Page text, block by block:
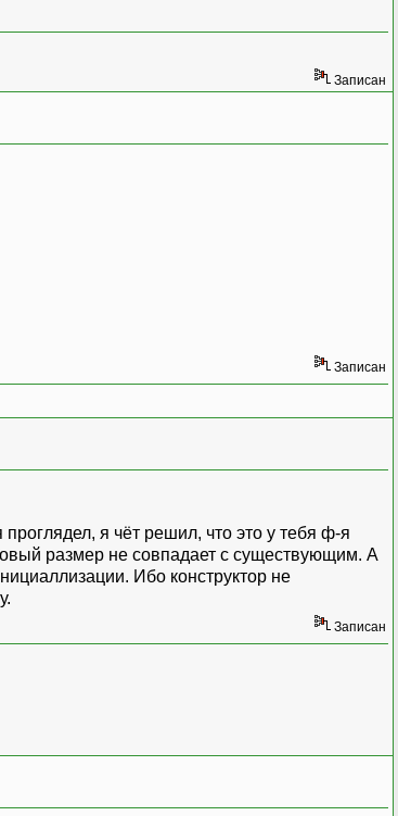
Записан
Записан
я чёт решил, что это у тебя ф-я
размер не совпадает с существующим. А
Ибо конструктор не
Записан